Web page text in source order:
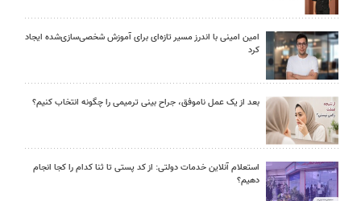
امین امینی با اندرز مسیر تازه‌ای برای آموزش شخصی‌سازی‌شده ایجاد
کرد
بعد از یک عمل ناموفق، جراح بینی ترمیمی را چگونه انتخاب کنیم؟
استعلام آنلاین خدمات دولتی: از کد پستی تا ثنا کدام را کجا انجام
دهیم؟